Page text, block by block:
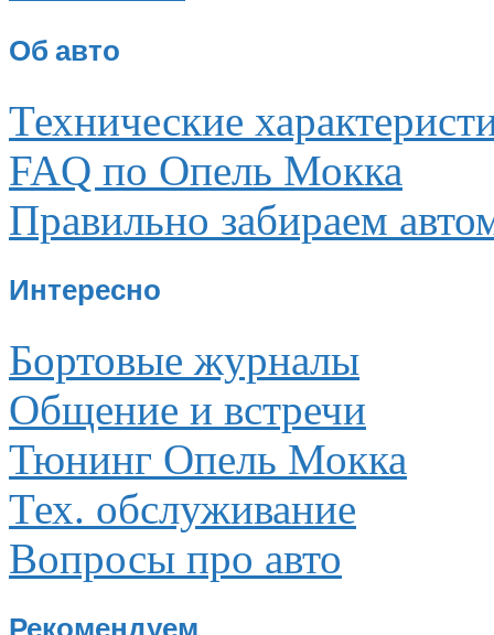
Об авто
Технические
FAQ по Опель Мокка
Правильно забираем
Интересно
Бортовые журналы
Общение и встречи
Тюнинг Опель Мокка
Тех. обслуживание
Вопросы про авто